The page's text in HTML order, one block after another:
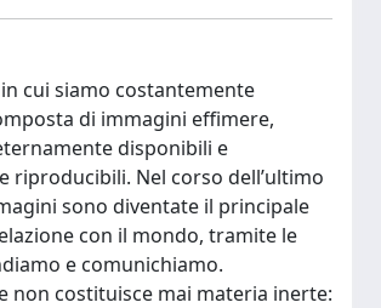
in cui siamo costantemente
di immagini effimere,
disponibili e
riproducibili. Nel corso dell’ultimo
sono diventate il principale
con il mondo, tramite le
e comunichiamo.
non costituisce mai materia inerte: